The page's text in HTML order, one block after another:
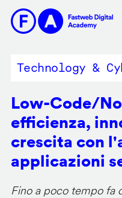
contenuto
Technology &
Low-Code/
efficienza,
crescita con
applicazioni
Fino a poco tempo fa